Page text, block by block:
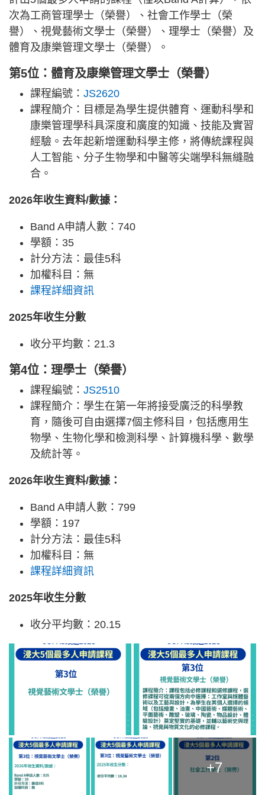
次為工商管理學士（榮譽）、社會工作學士（榮
譽）、視覺藝術文學士（榮譽）、理學士（榮譽）及
體育及康樂管理文學士（榮譽）。
第5位：體育及康樂管理文學士（榮譽）
課程編號： JS2620
課程簡介：目標是為學生提供體育、運動科學和
康樂管理學科具深度和廣度的知識、技能及實習
經驗。去年起新增運動科學主修，將傳統課程與
人工智能、分子生物學和中醫等尖端學科無縫融
合。
2026年收生資料/數據：
Band A申請人數：740
學額：35
計分方法：最佳5科
加權科目：無
課程詳細資訊
2025年收生分數
收分平均數：21.3
第4位：理學士（榮譽）
課程編號： JS2510
課程簡介：學生在第一年將接受廣泛的科學教
育，隨後可自由選擇7個主修科目，包括應用生
物學、生物化學和檢測科學、計算機科學、數學
及統計等。
2026年收生資料/數據：
Band A申請人數：799
學額：197
計分方法：最佳5科
加權科目：無
課程詳細資訊
2025年收生分數
收分平均數：20.15
+7